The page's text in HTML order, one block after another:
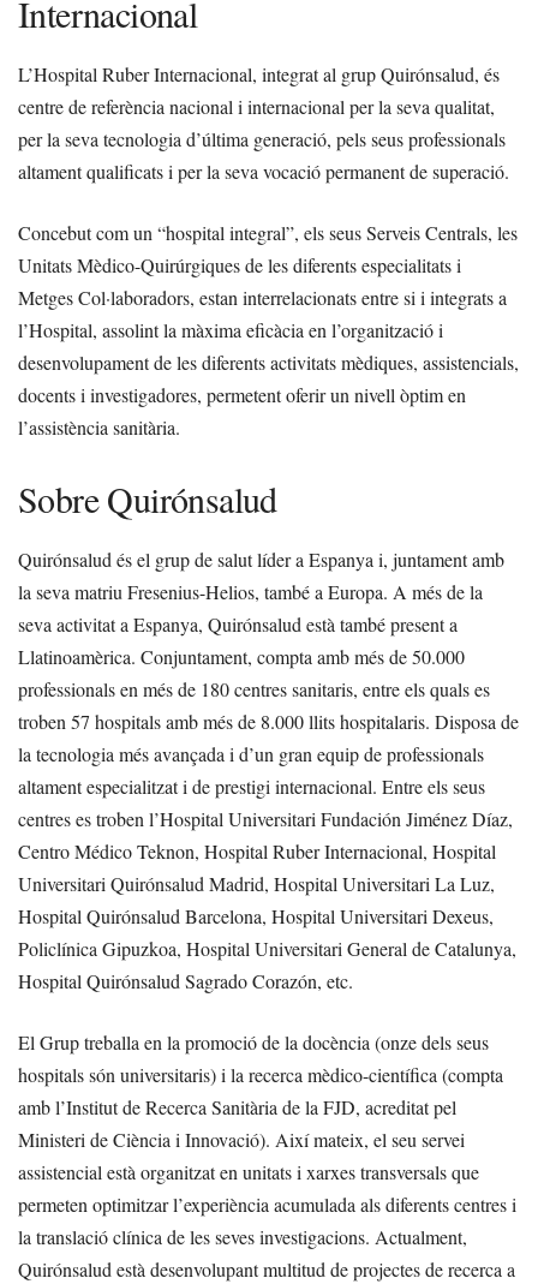
Internacional
L’Hospital Ruber Internacional, integrat al grup Quirónsalud, és
centre de referència nacional i internacional per la seva qualitat,
per la seva tecnologia d’última generació, pels seus professionals
altament qualificats i per la seva vocació permanent de superació.
Concebut com un “hospital integral”, els seus Serveis Centrals, les
Unitats Mèdico-Quirúrgiques de les diferents especialitats i
Metges Col·laboradors, estan interrelacionats entre si i integrats a
l’Hospital, assolint la màxima eficàcia en l’organització i
desenvolupament de les diferents activitats mèdiques, assistencials,
docents i investigadores, permetent oferir un nivell òptim en
l’assistència sanitària.
Sobre Quirónsalud
Quirónsalud és el grup de salut líder a Espanya i, juntament amb
la seva matriu Fresenius-Helios, també a Europa. A més de la
seva activitat a Espanya, Quirónsalud està també present a
Llatinoamèrica. Conjuntament, compta amb més de 50.000
professionals en més de 180 centres sanitaris, entre els quals es
troben 57 hospitals amb més de 8.000 llits hospitalaris. Disposa de
la tecnologia més avançada i d’un gran equip de professionals
altament especialitzat i de prestigi internacional. Entre els seus
centres es troben l’Hospital Universitari Fundación Jiménez Díaz,
Centro Médico Teknon, Hospital Ruber Internacional, Hospital
Universitari Quirónsalud Madrid, Hospital Universitari La Luz,
Hospital Quirónsalud Barcelona, Hospital Universitari Dexeus,
Policlínica Gipuzkoa, Hospital Universitari General de Catalunya,
Hospital Quirónsalud Sagrado Corazón, etc.
El Grup treballa en la promoció de la docència (onze dels seus
hospitals són universitaris) i la recerca mèdico-científica (compta
amb l’Institut de Recerca Sanitària de la FJD, acreditat pel
Ministeri de Ciència i Innovació). Així mateix, el seu servei
assistencial està organitzat en unitats i xarxes transversals que
permeten optimitzar l’experiència acumulada als diferents centres i
la translació clínica de les seves investigacions. Actualment,
Quirónsalud està desenvolupant multitud de projectes de recerca a